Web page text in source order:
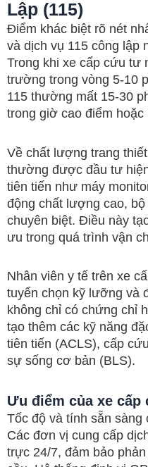
Lập (115)
Điểm khác biệt rõ nét
và dịch vụ 115 công lập
Trong khi xe cấp cứu tư
trường trong vòng 5-10
115 thường mất 15-30
trong giờ cao điểm
Về chất lượng trang
thường được đầu tư
tiên tiến như máy
động chất lượng cao,
chuyên biệt. Điều này
ưu trong quá trình vận
Nhân viên y tế trên xe
tuyển chọn kỹ lưỡng và
không chỉ có chứng chỉ
tạo thêm các kỹ năng
tiên tiến (ACLS), cấp
sự sống cơ bản (BLS).
Ưu điểm của xe cấp
Tốc độ và tính sẵn sàng
Các đơn vị cung cấp
trực 24/7, đảm bảo